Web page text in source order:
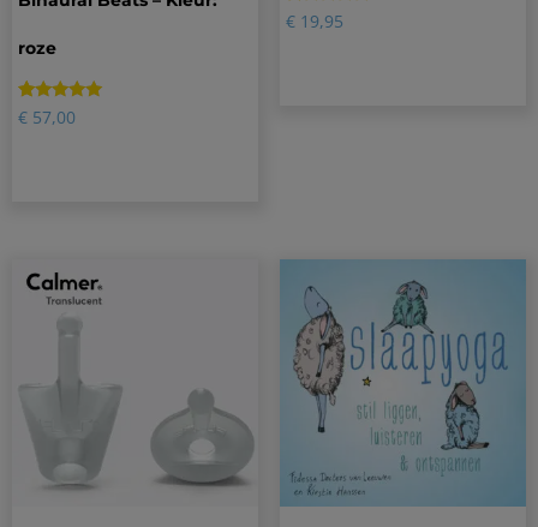
roze
Gewaardeerd
5.00
11
€ 57,00
Gewaardeerd
5.00
12
€19,95